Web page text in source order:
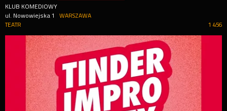
KLUB KOMEDIOWY
ul. Nowowiejska 1
WARSZAWA
1 456
TEATR